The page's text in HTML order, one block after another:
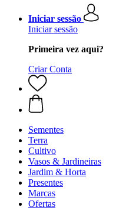
Iniciar sessão
Iniciar sessão
Primeira vez aqui?
Criar Conta
Sementes
Terra
Cultivo
Vasos & Jardineiras
Jardim & Horta
Presentes
Marcas
Ofertas